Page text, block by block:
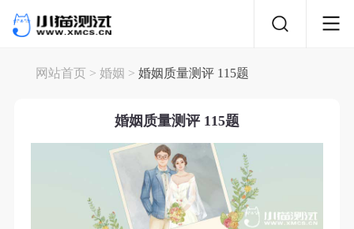
网站首页 > 婚姻 > 婚姻质量测评 115题
婚姻质量测评 115题